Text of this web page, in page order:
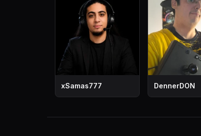
xSamas777 DennerDON